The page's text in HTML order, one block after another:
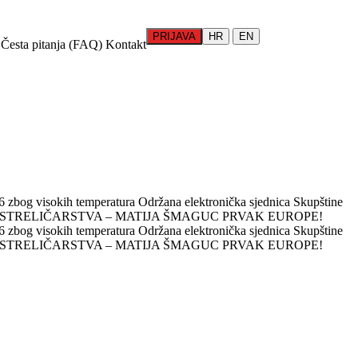
Česta pitanja (FAQ) Kontakt
PRIJAVA HR EN
zbog visokih temperatura Održana elektronička sjednica Skupštine
– MATIJA ŠMAGUC PRVAK EUROPE!
zbog visokih temperatura Održana elektronička sjednica Skupštine
– MATIJA ŠMAGUC PRVAK EUROPE!